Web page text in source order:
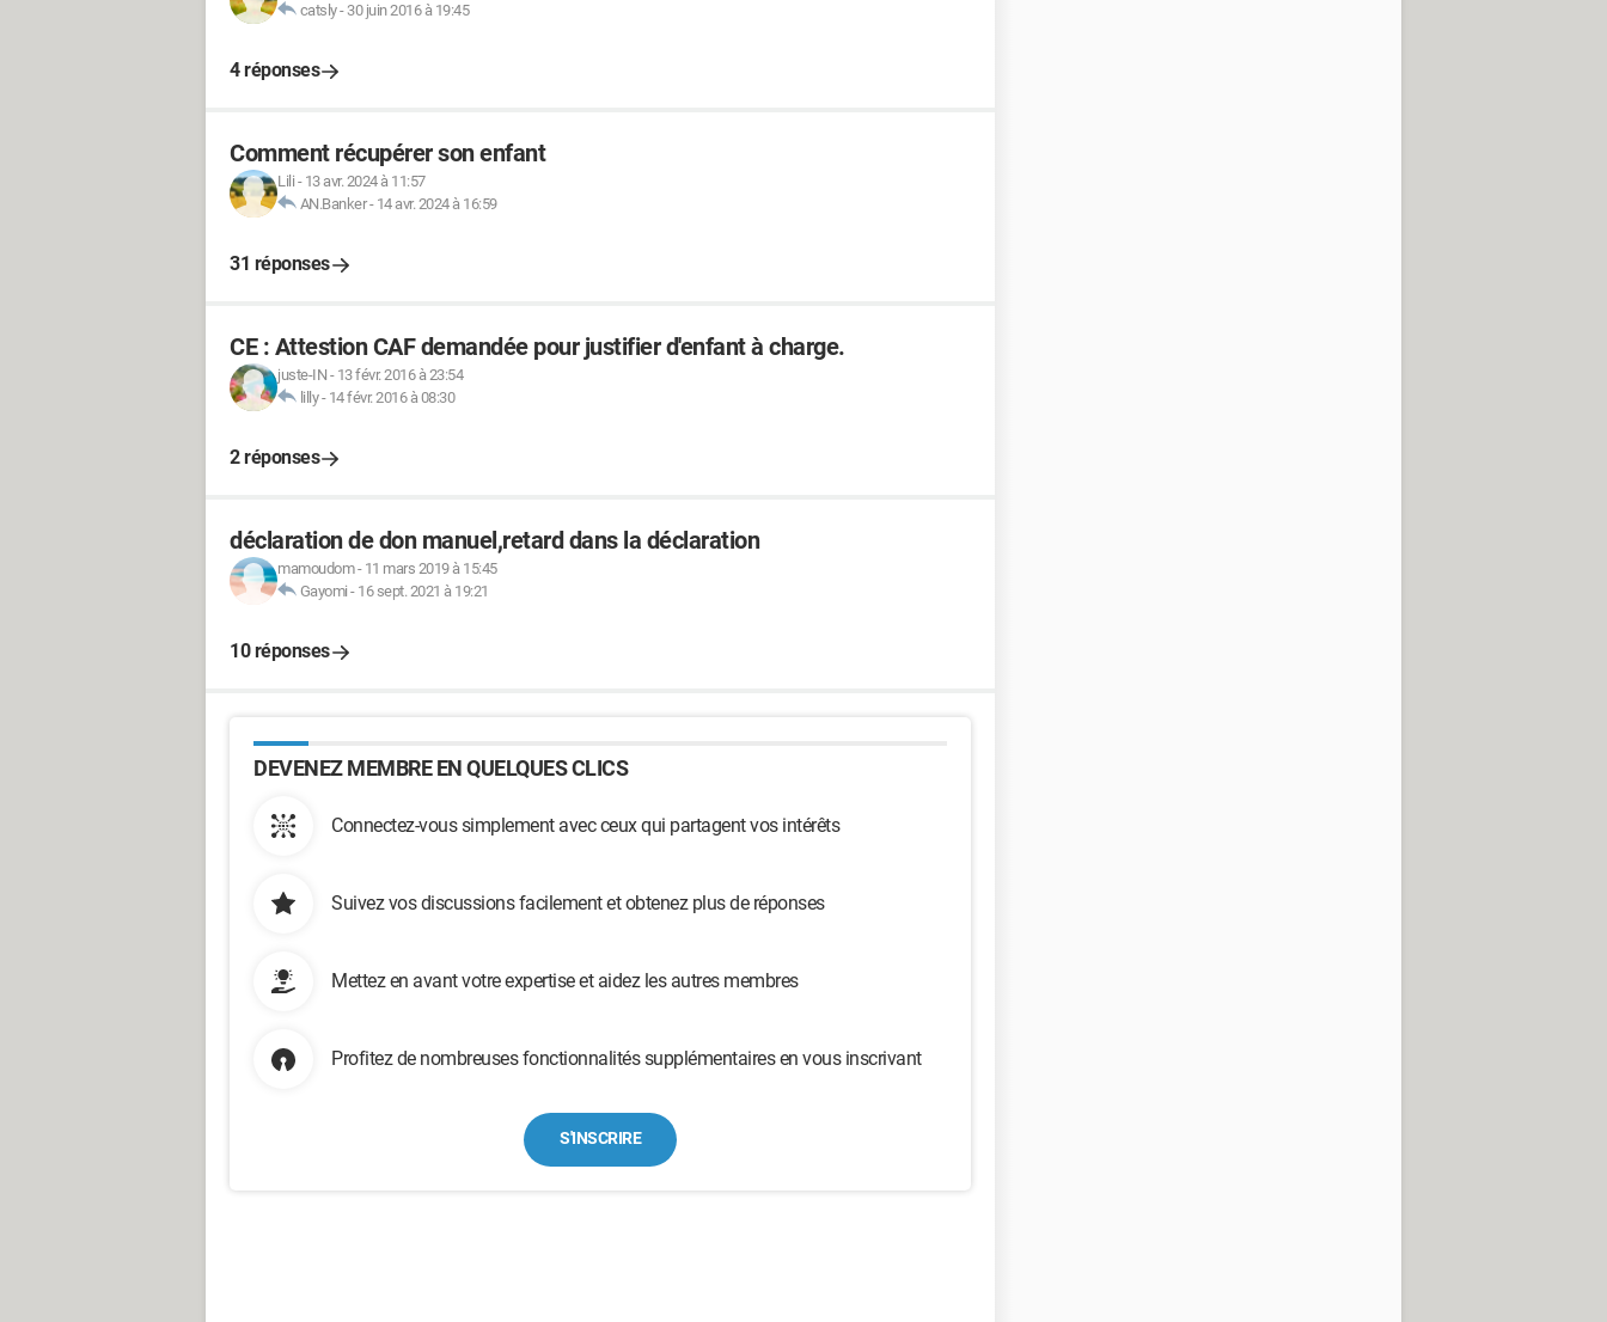
catsly- 30 juin 2016 à 19:45
4 réponses
Comment récupérer son enfant
Lili - 13 avr. 2024 à 11:57
AN.Banker- 14 avr. 2024 à 16:59
31 réponses
CE : Attestion CAF demandée pour justifier d'enfant à charge.
juste-IN - 13 févr. 2016 à 23:54
lilly- 14 févr. 2016 à 08:30
2 réponses
déclaration de don manuel,retard dans la déclaration
mamoudom- 11 mars 2019 à 15:45
Gayomi - 16 sept. 2021 à 19:21
10 réponses
DEVENEZ MEMBRE EN QUELQUES CLICS
Connectez-vous simplement avec ceux qui partagent vos intérêts
Suivez vos discussions facilement et obtenez plus de réponses
Mettez en avant votre expertise et aidez les autres membres
Profitez de nombreuses fonctionnalités supplémentaires en vous inscrivant
S'INSCRIRE